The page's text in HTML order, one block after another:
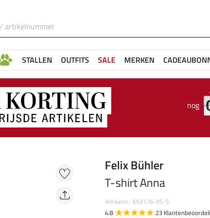
STALLEN OUTFITS SALE MERKEN
nog
Felix Bühler
T-shirt Anna
Artikelnr.: 653176-XS-S
4.8
23